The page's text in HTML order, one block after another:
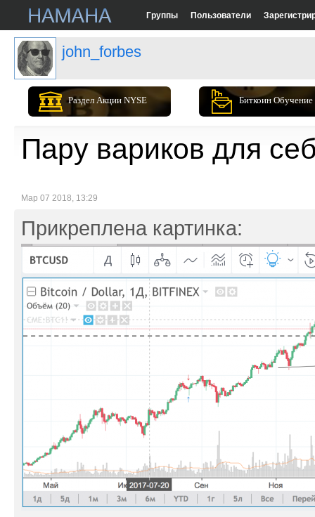
Группы Пользователи
john_forbes
Раздел Акции NYSE Биткоин Обучение
Пару вариков для
Мар 07 2018, 13:29
Прикреплена картинка: